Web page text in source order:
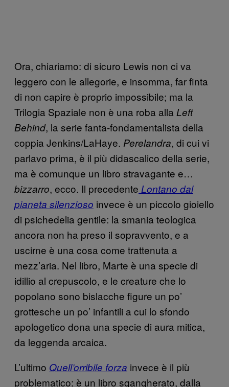
Ora, chiariamo: di sicuro Lewis non ci va
leggero con le allegorie, e insomma, far finta
di non capire è proprio impossibile; ma la
Trilogia Spaziale non è una roba alla Left
Behind, la serie fanta-fondamentalista della
coppia Jenkins/LaHaye. Perelandra, di cui vi
parlavo prima, è il più didascalico della serie,
ma è comunque un libro stravagante e…
bizzarro, ecco. Il precedente Lontano dal
pianeta silenzioso invece è un piccolo gioiello
di psichedelia gentile: la smania teologica
ancora non ha preso il sopravvento, e a
uscirne è una cosa come trattenuta a
mezz’aria. Nel libro, Marte è una specie di
idillio al crepuscolo, e le creature che lo
popolano sono bislacche figure un po’
grottesche un po’ infantili a cui lo sfondo
apologetico dona una specie di aura mitica,
da leggenda arcaica.
L’ultimo Quell’orribile forza invece è il più
problematico: è un libro sgangherato, dalla